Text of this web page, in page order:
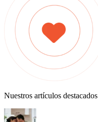
Nuestros artículos destacados